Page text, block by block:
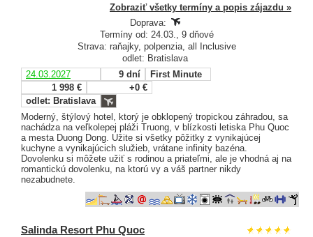
Zobraziť všetky termíny a popis zájazdu »
Doprava:
Termíny od: 24.03., 9 dňové
Strava: raňajky, polpenzia, all Inclusive
odlet: Bratislava
24.03.2027
9 dní
First Minute
1 998 €
+0 €
odlet: Bratislava
Moderný, štýlový hotel, ktorý je obklopený tropickou záhradou, sa
nachádza na veľkolepej pláži Truong, v blízkosti letiska Phu Quoc
a mesta Duong Dong. Užite si všetky pôžitky z vynikajúcej
kuchyne a vynikajúcich služieb, vrátane infinity bazéna.
Dovolenku si môžete užiť s rodinou a priateľmi, ale je vhodná aj na
romantickú dovolenku, na ktorú vy a váš partner nikdy
nezabudnete.
Salinda Resort Phu Quoc